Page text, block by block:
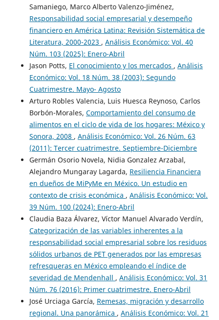
Samaniego, Marco Alberto Valenzo-Jiménez,
Responsabilidad social empresarial y desempeño
financiero en América Latina: Revisión Sistemática de
Literatura, 2000-2023 , Análisis Económico: Vol. 40
Núm. 103 (2025): Enero-Abril
Jason Potts, El conocimiento y los mercados , Análisis
Económico: Vol. 18 Núm. 38 (2003): Segundo
Cuatrimestre. Mayo- Agosto
Arturo Robles Valencia, Luis Huesca Reynoso, Carlos
Borbón-Morales, Comportamiento del consumo de
alimentos en el ciclo de vida de los hogares: México y
Sonora, 2008 , Análisis Económico: Vol. 26 Núm. 63
(2011): Tercer cuatrimestre. Septiembre-Diciembre
Germán Osorio Novela, Nidia Gonzalez Arzabal,
Alejandro Mungaray Lagarda, Resiliencia Financiera
en dueños de MiPyMe en México. Un estudio en
contexto de crisis económica , Análisis Económico: Vol.
39 Núm. 100 (2024): Enero-Abril
Claudia Baza Álvarez, Víctor Manuel Alvarado Verdín,
Categorización de las variables inherentes a la
responsabilidad social empresarial sobre los residuos
sólidos urbanos de PET generados por las empresas
refresqueras en México empleando el índice de
severidad de Mendenhall , Análisis Económico: Vol. 31
Núm. 76 (2016): Primer cuatrimestre. Enero-Abril
José Urciaga García, Remesas, migración y desarrollo
regional. Una panorámica , Análisis Económico: Vol. 21